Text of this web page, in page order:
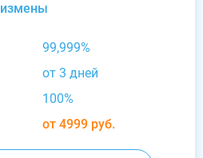
измены
99,999%
от 3 дней
100%
от 4999 руб.